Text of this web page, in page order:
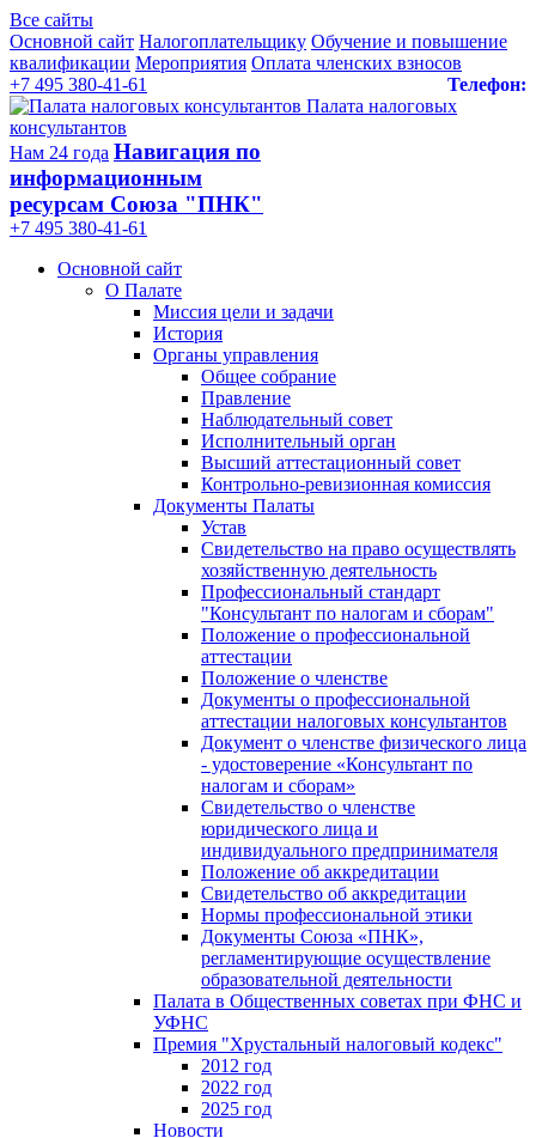
Все сайты
Основной сайт Налогоплательщику Обучение и повышение
квалификации Мероприятия Оплата членских взносов
Телефон:
+7 495 380-41-61
Палата налоговых
консультантов
Нам 24 года Навигация по
информационным
ресурсам Союза "ПНК"
+7 495 380‑41‑61
Основной сайт
О Палате
Миссия цели и задачи
История
Органы управления
Общее собрание
Правление
Наблюдательный совет
Исполнительный орган
Высший аттестационный совет
Контрольно-ревизионная комиссия
Документы Палаты
Устав
Свидетельство на право осуществлять
хозяйственную деятельность
Профессиональный стандарт
"Консультант по налогам и сборам"
Положение о профессиональной
аттестации
Положение о членстве
Документы о профессиональной
аттестации налоговых консультантов
Документ о членстве физического лица
- удостоверение «Консультант по
налогам и сборам»
Свидетельство о членстве
юридического лица и
индивидуального предпринимателя
Положение об аккредитации
Свидетельство об аккредитации
Нормы профессиональной этики
Документы Союза «ПНК»,
регламентирующие осуществление
образовательной деятельности
Палата в Общественных советах при ФНС и
УФНС
Премия "Хрустальный налоговый кодекс"
2012 год
2022 год
2025 год
Новости